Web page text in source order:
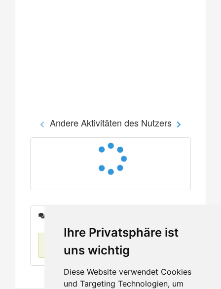
Ihre Privatsphäre ist
uns wichtig
Diese Website verwendet Cookies
und Targeting Technologien, um
Andere Aktivitäten des Nutzers
Keine Einträge